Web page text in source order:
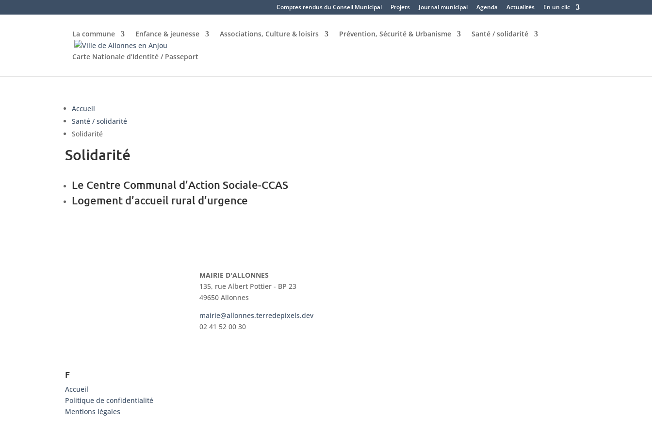
Comptes rendus du Conseil Municipal Projets Journal municipal Agenda Actualités En un clic
La commune Enfance & jeunesse Associations, Culture & loisirs Prévention, Sécurité & Urbanisme Santé / solidarité
Carte Nationale d’Identité / Passeport
Accueil
Santé / solidarité
Solidarité
Solidarité
Le Centre Communal d’Action Sociale-CCAS
Logement d’accueil rural d’urgence
MAIRIE D'ALLONNES
135, rue Albert Pottier - BP 23
49650 Allonnes
mairie@allonnes.terredepixels.dev
02 41 52 00 30
F
Accueil
Politique de confidentialité
Mentions légales